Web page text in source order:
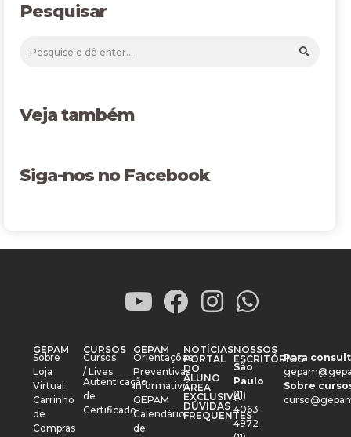
Pesquisar
Veja também
Siga-nos no Facebook
GEPAM
Sobre
Loja
Virtual
Carrinho
de
Compras
CURSOS
Cursos
/ Lives
Autenticação
de
Certificado
GEPAM
Orientações
Preventivas
Informativo
GEPAM
Calendário
de
NOTÍCIAS
PORTAL
DO
ALUNO
ÁREA
EXCLUSIVA
DÚVIDAS
FREQUENTES
NOSSOS
ESCRITÓRIOS
São
Paulo
(11)
4063-
4972
Para
Sobre